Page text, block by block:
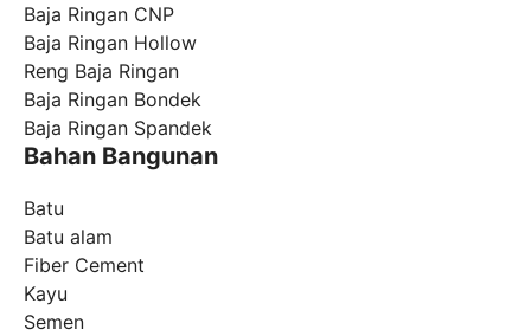
Baja Ringan CNP
Baja Ringan Hollow
Reng Baja Ringan
Baja Ringan Bondek
Baja Ringan Spandek
Bahan Bangunan
Batu
Batu alam
Fiber Cement
Kayu
Semen